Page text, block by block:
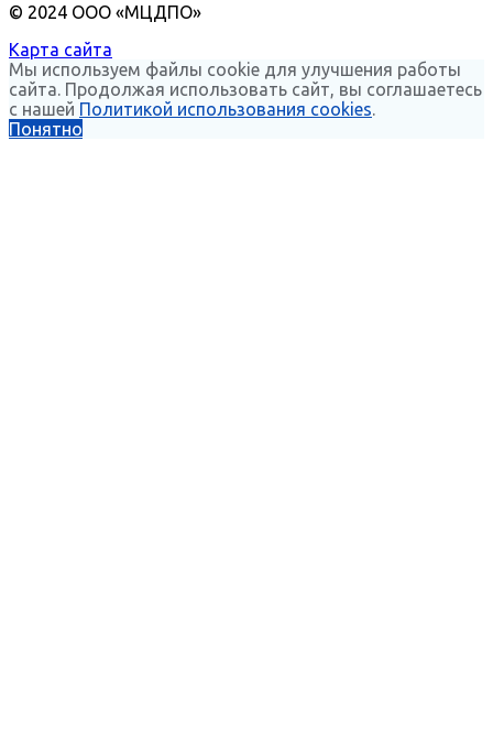
© 2024 ООО «МЦДПО»
Карта сайта
Мы используем файлы cookie для улучшения работы
сайта. Продолжая использовать сайт, вы соглашаетесь
с нашей Политикой использования cookies.
Понятно